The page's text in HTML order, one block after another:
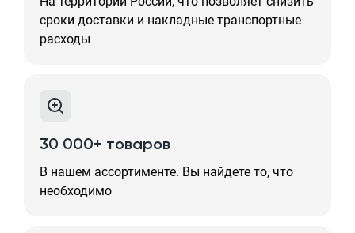
сроки доставки и накладные транспортные
расходы
30 000+ товаров
В нашем ассортименте. Вы найдете то, что
необходимо